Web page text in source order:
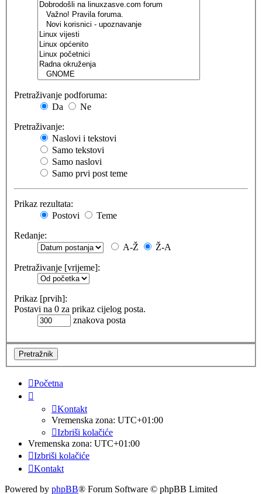
Pretraživanje podforuma:
Da
Ne
Pretraživanje:
Naslovi i tekstovi
Samo tekstovi
Samo naslovi
Samo prvi post teme
Prikaz rezultata:
Postovi
Teme
Redanje:
A-Ž
Ž-A
Pretraživanje [vrijeme]:
Prikaz [prvih]:
Postavi na 0 za prikaz cijelog posta.
znakova posta
Početna
Kontakt
Vremenska zona: UTC+01:00
Izbriši kolačiće
Vremenska zona: UTC+01:00
Izbriši kolačiće
Kontakt
Powered by phpBB® Forum Software © phpBB Limited